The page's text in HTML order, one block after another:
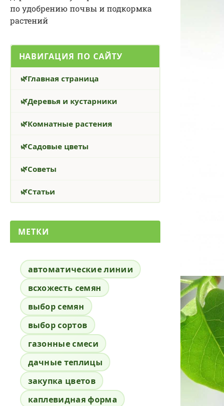
по удобрению почвы и подкормка
растений
НАВИГАЦИЯ ПО САЙТУ
Главная страница
Деревья и кустарники
Комнатные растения
Садовые цветы
Советы
Статьи
МЕТКИ
автоматические линии
всхожесть семян
выбор семян
выбор сортов
газонные смеси
дачные теплицы
закупка цветов
каплевидная форма